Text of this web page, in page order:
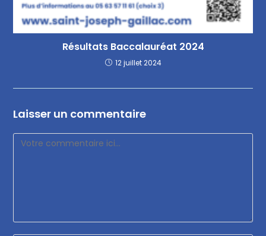
Résultats Baccalauréat 2024
12 juillet 2024
Laisser un commentaire